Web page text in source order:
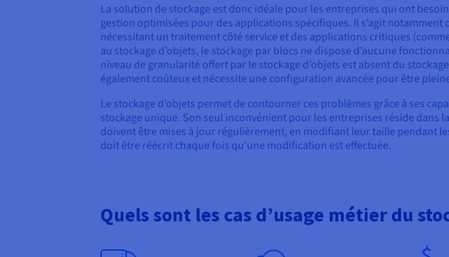
La solution de stockage est donc idéale pour les entreprises qui ont
gestion optimisées pour des applications spécifiques. Il s’agit notamment
nécessitant un traitement côté service et des applications critiques
au stockage d’objets, le stockage par blocs ne dispose d’aucune
niveau de granularité offert par le stockage d’objets est absent du
également coûteux et nécessite une configuration avancée pour être
Le stockage d’objets permet de contourner ces problèmes grâce à ses
stockage unique. Son seul inconvénient pour les entreprises réside dans
doivent être mises à jour régulièrement, en modifiant leur taille pendant
doit être réécrit chaque fois qu'une modification est effectuée.
Quels sont les cas d’usage métier du